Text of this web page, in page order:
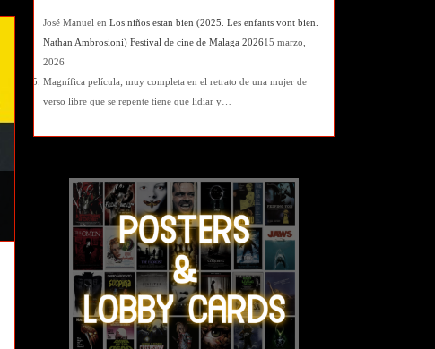
José Manuel en Los niños estan bien (2025. Les enfants vont bien.
Nathan Ambrosioni) Festival de cine de Malaga 202615 marzo,
2026
Magnífica película; muy completa en el retrato de una mujer de
verso libre que se repente tiene que lidiar y…